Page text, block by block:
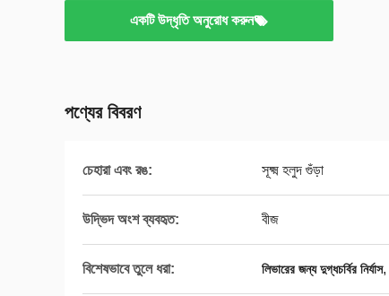
একটি উদ্ধৃতি অনুরোধ করুন
পণ্যের বিবরণ
চেহারা এবং রঙ: সূক্ষ্ম হলুদ গুঁড়া
উদ্ভিদ অংশ ব্যবহৃত: বীজ
বিশেষভাবে তুলে ধরা: লিভারের জন্য দুগ্ধচর্বির নির্যাস,